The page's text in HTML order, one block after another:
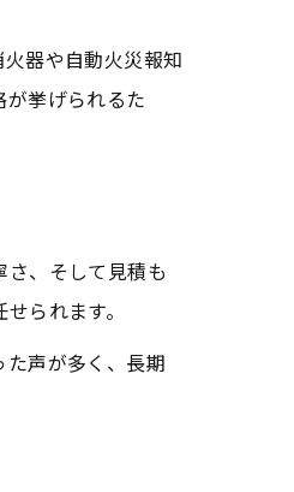
器や自動火災報知
挙げられるた
、そして見積も
られます。
声が多く、長期